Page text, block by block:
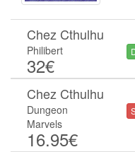
Chez Cthulhu
Philibert
32€
Chez Cthulhu
Dungeon
Marvels
16.95€